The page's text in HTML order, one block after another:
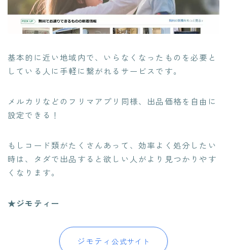
基本的に近い地域内で、いらなくなったものを必要と
している人に手軽に繋がれるサービス です。
メルカリなどのフリマアプリ同様、出品価格を自由に
設定できる！
もしコード類がたくさんあって、効率よく処分したい
時は、タダで出品すると欲しい人がより見つかりやす
くなります。
★ジモティー
ジモティ公式サイト